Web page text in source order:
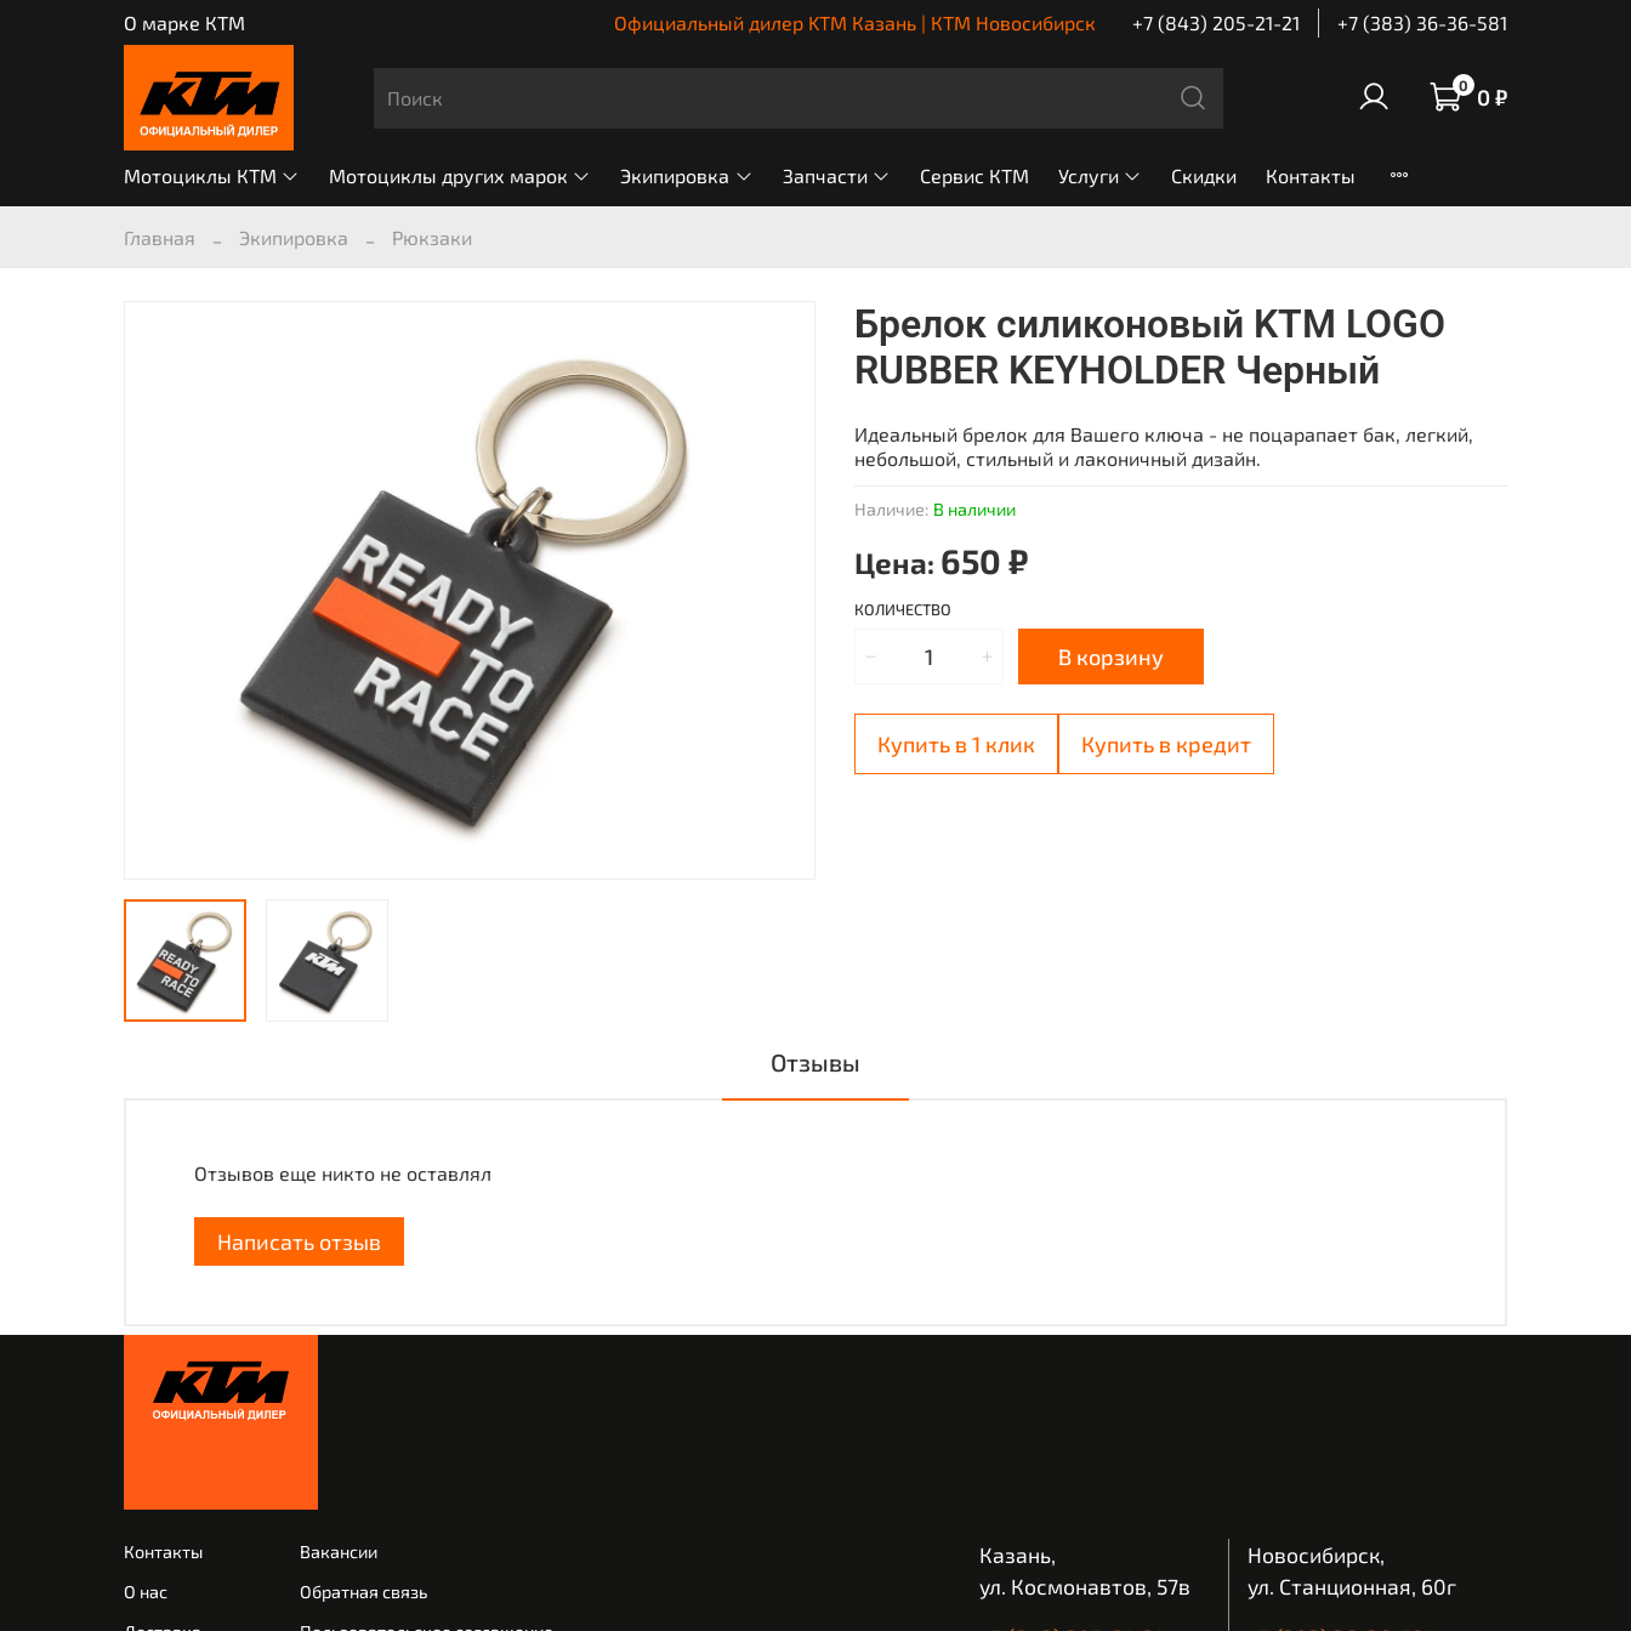
О марке КТМ Официальный дилер KTM Казань | КТМ Новосибирск +7 (843) 205-21-21 +7 (383) 36-36-581
0 0 ₽
Мотоциклы КТМ Мотоциклы других марок Экипировка Запчасти Сервис КТМ Услуги Скидки Контакты
Главная Экипировка Рюкзаки
Наличие: В наличии
Брелок силиконовый KTM LOGO
RUBBER KEYHOLDER Черный
Цена: 650 ₽
КОЛИЧЕСТВО
В корзину
Купить в 1 клик Купить в кредит
Идеальный брелок для Вашего ключа - не поцарапает бак, легкий,
небольшой, стильный и лаконичный дизайн.
Отзывы
Отзывов еще никто не оставлял
Написать отзыв
Контакты
О нас
Вакансии
Обратная связь
Казань,
ул. Космонавтов, 57в
Новосибирск,
ул. Станционная, 60г